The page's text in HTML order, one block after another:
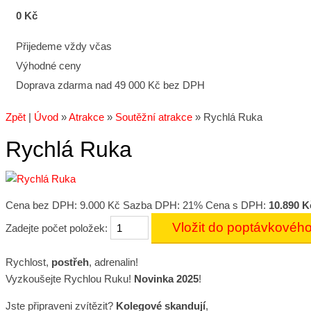
0 Kč
Přijedeme vždy včas
Výhodné ceny
Doprava zdarma nad 49 000 Kč bez DPH
Zpět | Úvod »Atrakce » Soutěžní atrakce » Rychlá Ruka
Rychlá Ruka
Cena bez DPH: 9.000 Kč Sazba DPH: 21% Cena s DPH: 10.890
Zadejte počet položek:
Rychlost, postřeh, adrenalin!
Vyzkoušejte Rychlou Ruku! Novinka 2025!
Jste připraveni zvítězit? Kolegové skandují,